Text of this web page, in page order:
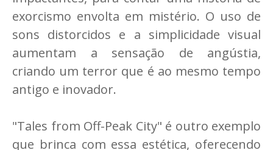
exorcismo envolta em mistério. O uso de
sons distorcidos e a simplicidade visual
aumentam a sensação de angústia,
criando um terror que é ao mesmo tempo
antigo e inovador.
"Tales from Off-Peak City" é outro exemplo
que brinca com essa estética, oferecendo